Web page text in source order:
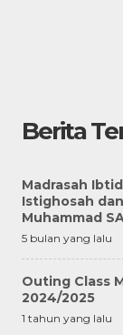
Berita
Madrasah
Istighosah
Muhammad
5 bulan yang lalu
Outing Class
2024/2025
1 tahun yang lalu